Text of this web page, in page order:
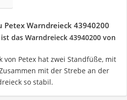
Warndreieck 43940200
das Warndreieck 43940200 von
von Petex hat zwei Standfüße, mit
mit der Strebe an der
so stabil.